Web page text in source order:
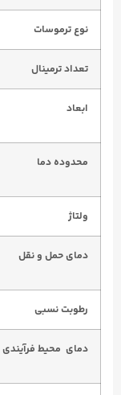
نوع ترموسات
تعداد ترمینال
ابعاد
محدوده دما
ولتاژ
دمای حمل و نقل
رطوبت نسبی
دمای محیط فرآیندی